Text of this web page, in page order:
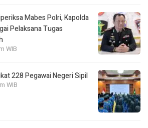
Mabes Polri, Kapolda
Pelaksana Tugas
WIB
228 Pegawai Negeri Sipil
WIB